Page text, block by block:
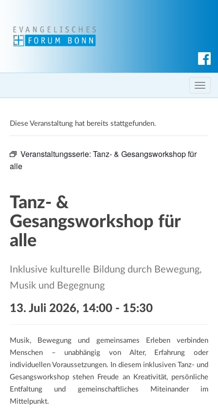
c
h T
o
l
n
Diese Veranstaltung hat bereits stattgefunden.
Veranstaltungsserie: Tanz- & Gesangsworkshop für
alle
Tanz- &
Gesangsworkshop für
alle
Inklusive kulturelle Bildung durch Bewegung,
Musik und Begegnung
13. Juli 2026, 14:00 - 15:30
Musik, Bewegung und gemeinsames Erleben verbinden
Menschen – unabhängig von Alter, Erfahrung oder
individuellen Voraussetzungen. In diesem inklusiven Tanz- und
Gesangsworkshop stehen Freude an Kreativität, persönliche
Entfaltung und gemeinschaftliches Miteinander im
Mittelpunkt.